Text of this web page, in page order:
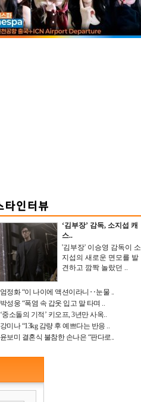
‘김부장’ 감독, 소지섭 캐
스..
'김부장' 이승영 감독이 소
지섭의 새로운 면모를 발
견하고 깜짝 놀랐던 ..
엄정화 “이 나이에 액션이라니‥눈물 ..
박성웅 “폭염 속 갑옷 입고 말 타며 ..
‘중소돌의 기적’ 키오프, 3년만 사옥..
강미나 “13kg 감량 후 예쁘다는 반응 ..
윤보미 결혼식 불참한 손나은 “판다로..